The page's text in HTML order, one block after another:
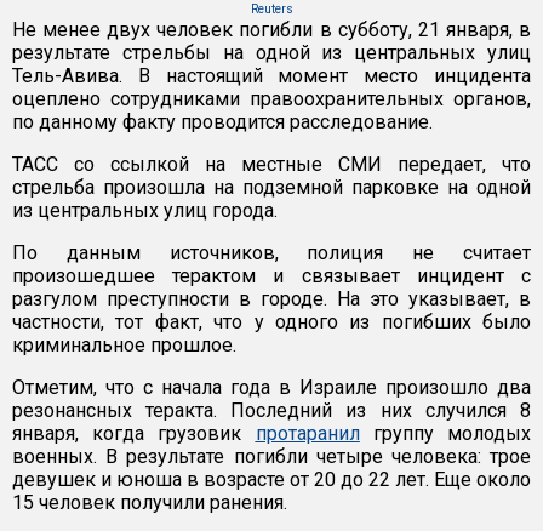
Reuters
Не менее двух человек погибли в субботу, 21 января, в
результате стрельбы на одной из центральных улиц
Тель-Авива. В настоящий момент место инцидента
оцеплено сотрудниками правоохранительных органов,
по данному факту проводится расследование.
ТАСС со ссылкой на местные СМИ передает, что
стрельба произошла на подземной парковке на одной
из центральных улиц города.
По данным источников, полиция не считает
произошедшее терактом и связывает инцидент с
разгулом преступности в городе. На это указывает, в
частности, тот факт, что у одного из погибших было
криминальное прошлое.
Отметим, что с начала года в Израиле произошло два
резонансных теракта. Последний из них случился 8
января, когда грузовик протаранилгруппу молодых
военных. В результате погибли четыре человека: трое
девушек и юноша в возрасте от 20 до 22 лет. Еще около
15 человек получили ранения.